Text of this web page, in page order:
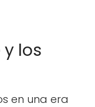
los
en una era